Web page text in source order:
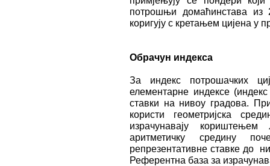
потрошњи домаћинстава из
коригују с кретањем цијена у
Обрачун индекса
За индекс потрошачких
елементарне индексе
ставки на нивоу градова.
користи геометријска
израчунавају
аритметичку средину
репрезентативне ставке до
Референтна база за